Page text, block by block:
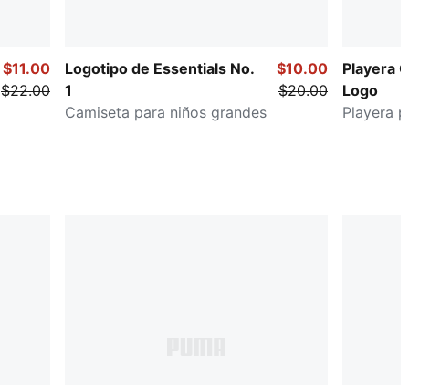
$11.00
$22.00
Logotipo de Essentials No.
1
Camiseta para niños grandes
$10.00
$20.00
Playera
Logo
Playera